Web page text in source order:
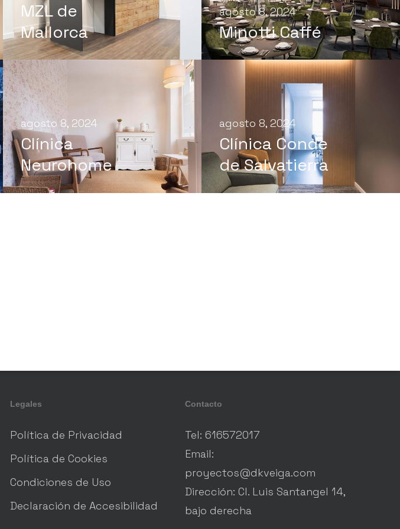
MZL de
Mallorca
agosto 8, 2024
Minotti Caffé
agosto 8, 2024
Clínica
Neurohome
agosto 8, 2024
Clínica Conde
de Salvatierra
Legales
Política de Privacidad
Política de Cookies
Condiciones de Uso
Declaración de Accesibilidad
Contacto
Tel: 616572017
Email:
proyectos@dkveiga.com
Dirección: Cl. Luis Santangel 14,
bajo derecha